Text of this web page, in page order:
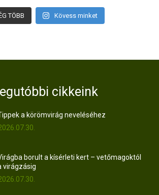
TÖBB Kövess minket
cikkeink
a körömvirág neveléséhez
borult a kísérleti kert – vetőmagoktól
virágzásig